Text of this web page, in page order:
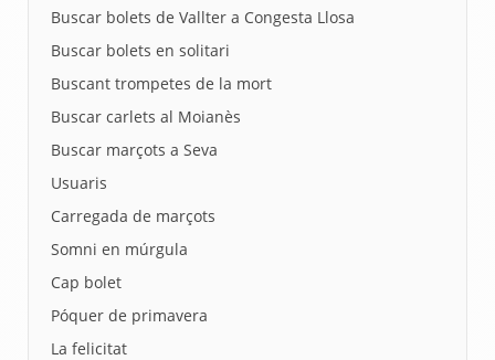
Buscar bolets de Vallter a Congesta Llosa
Buscar bolets en solitari
Buscant trompetes de la mort
Buscar carlets al Moianès
Buscar marçots a Seva
Usuaris
Carregada de marçots
Somni en múrgula
Cap bolet
Póquer de primavera
La felicitat